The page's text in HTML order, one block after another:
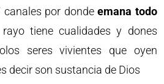
canales por dondeemana todo
tiene cualidades y dones
seres vivientes que oyen
decir son sustancia de Dios